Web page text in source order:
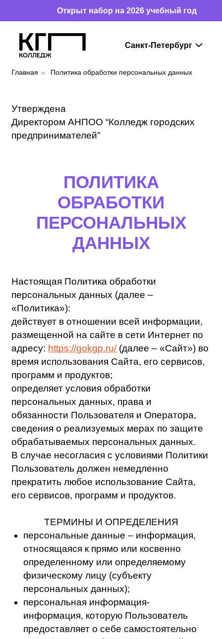
Открыт набор на 2026 учебный год
Директором АНПОО “Колледж городских
предпринимателей”
ОБРАБОТКИ
ПЕРСОНАЛЬНЫХ
ДАННЫХ
Настоящая Политика обработки
персональных данных (далее –
размещенной на сайте в сети Интернет по
адресу:https://gokgp.ru/ (далее – «Сайт») во
время использования Сайта, его сервисов,
программ и продуктов;
определяет условия обработки
персональных данных, права и
обязанности Пользователя и Оператора,
сведения о реализуемых мерах по защите
обрабатываемых персональных данных.
В случае несогласия с условиями Политики
Пользователь должен немедленно
прекратить любое использование Сайта,
ТЕРМИНЫ И ОПРЕДЕЛЕНИЯ
персональные данные – информация,
относящаяся к прямо или косвенно
определенному или определяемому
физическому лицу (субъекту
персональных данных);
информация, которую Пользователь
предоставляет о себе самостоятельно
при регистрации (создании учетной
записи) или в процессе использования
Сервисов, включая персональные
данные Пользователя;
-данные, которые автоматически
передаются сервисам Сайта в процессе их
использования с помощью установленного
на устройстве Пользователя программного